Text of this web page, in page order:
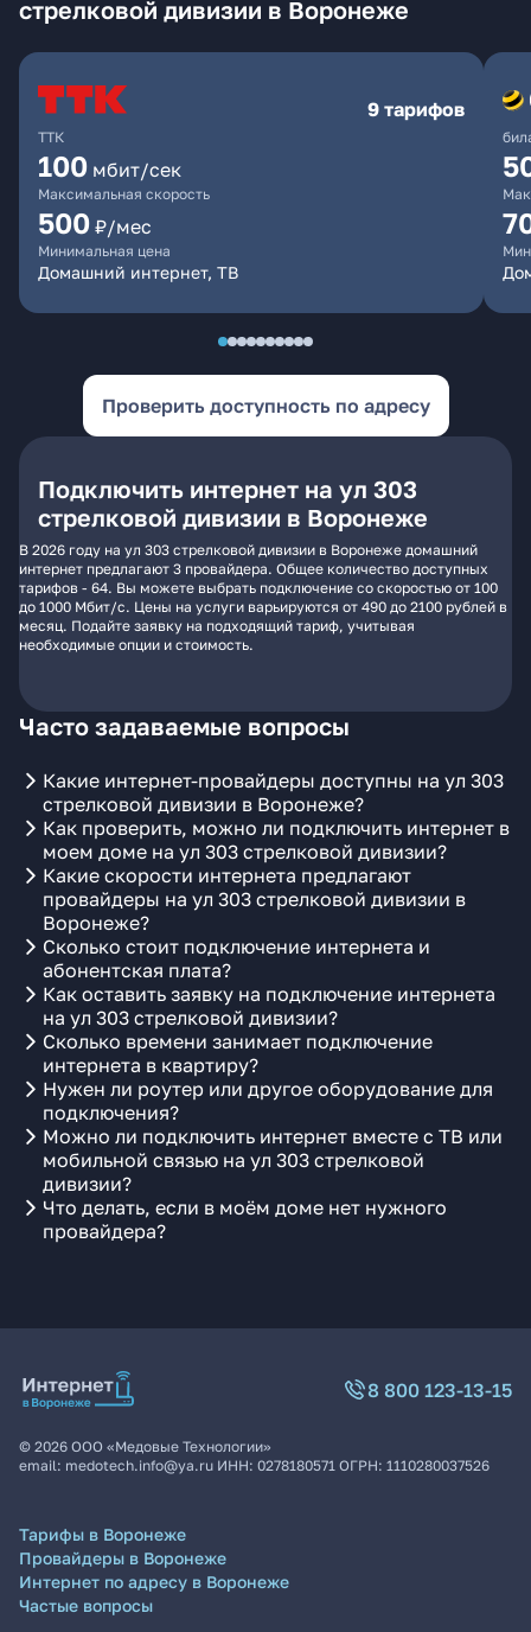
стрелковой дивизии в Воронеже
ТТК
9 тарифов
100 мбит/сек
Максимальная скорость
500 ₽/мес
Минимальная цена
Домашний интернет, ТВ
Проверить доступность по адресу
Подключить интернет на ул 303
стрелковой дивизии в Воронеже
В 2026 году на ул 303 стрелковой дивизии в Воронеже домашний
интернет предлагают 3 провайдера. Общее количество доступных
тарифов - 64. Вы можете выбрать подключение со скоростью от 100
до 1000 Мбит/с. Цены на услуги варьируются от 490 до 2100 рублей в
месяц. Подайте заявку на подходящий тариф, учитывая
необходимые опции и стоимость.
Часто задаваемые вопросы
Какие интернет-провайдеры доступны на ул 303
стрелковой дивизии в Воронеже?
Как проверить, можно ли подключить интернет в
моем доме на ул 303 стрелковой дивизии?
Какие скорости интернета предлагают
провайдеры на ул 303 стрелковой дивизии в
Воронеже?
Сколько стоит подключение интернета и
абонентская плата?
Как оставить заявку на подключение интернета
на ул 303 стрелковой дивизии?
Сколько времени занимает подключение
интернета в квартиру?
Нужен ли роутер или другое оборудование для
подключения?
Можно ли подключить интернет вместе с ТВ или
мобильной связью на ул 303 стрелковой
дивизии?
Что делать, если в моём доме нет нужного
провайдера?
8 800 123-13-15
© 2026 ООО «Медовые Технологии»
email: medotech.info@ya.ru ИНН: 0278180571 ОГРН: 1110280037526
Тарифы в Воронеже
Провайдеры в Воронеже
Интернет по адресу в Воронеже
Частые вопросы